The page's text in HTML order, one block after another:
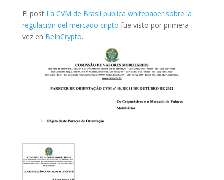
El post La CVM de Brasil publica whitepaper sobre la
regulación del mercado cripto fue visto por primera
vez en BeInCrypto.